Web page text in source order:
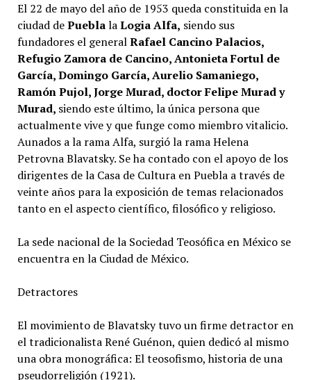
El 22 de mayo del año de 1953 queda constituida en la
ciudad dePueblalaLogia Alfa, siendo sus
fundadores el generalRafael Cancino Palacios,
Refugio Zamora de Cancino, Antonieta Fortul de
García, Domingo García, Aurelio Samaniego,
Ramón Pujol, Jorge Murad, doctor Felipe Murad y
Murad, siendo este último, la única persona que
actualmente vive y que funge como miembro vitalicio.
Aunados a la rama Alfa, surgió la rama Helena
Petrovna Blavatsky. Se ha contado con el apoyo de los
dirigentes de la Casa de Cultura en Puebla a través de
veinte años para la exposición de temas relacionados
tanto en el aspecto científico, filosófico y religioso.
La sede nacional de la Sociedad Teosófica en México se
encuentra en la Ciudad de México.
Detractores
El movimiento de Blavatsky tuvo un firme detractor en
el tradicionalista René Guénon, quien dedicó al mismo
una obra monográfica: El teosofismo, historia de una
pseudorreligión (1921).